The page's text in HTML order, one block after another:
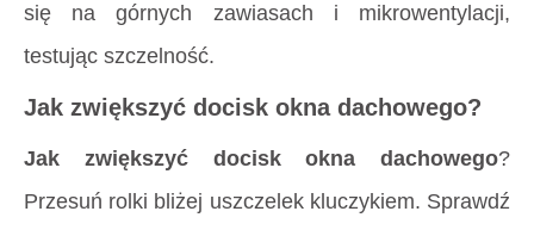
się na górnych zawiasach i mikrowentylacji,
testując szczelność.
Jak zwiększyć docisk okna dachowego?
Jak zwiększyć docisk okna dachowego?
Przesuń rolki bliżej uszczelek kluczykiem. Sprawdź